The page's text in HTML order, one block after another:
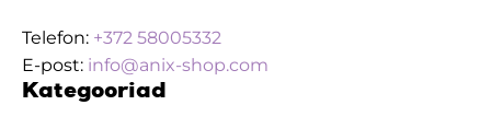
Telefon: +372 58005332
E-post: info@anix-shop.com
Kategooriad